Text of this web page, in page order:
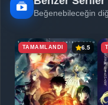
Beğenebileceğin
TAMAMLANDI 6.5